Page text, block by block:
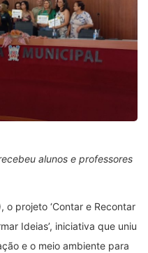
alunos e professores
projeto ‘Contar e Recontar
Ideias’, iniciativa que uniu
e o meio ambiente para